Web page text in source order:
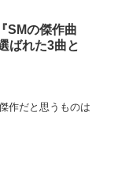
SMの傑作曲
ばれた3曲と
作だと思うものは